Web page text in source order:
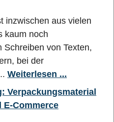
inzwischen aus vielen
kaum noch
von Texten,
bei der
Weiterlesen ...
Verpackungsmaterial
Commerce